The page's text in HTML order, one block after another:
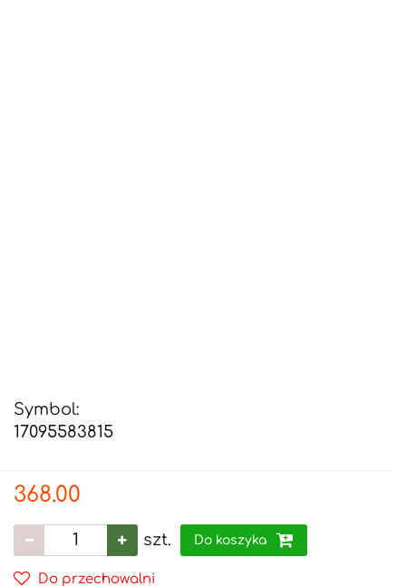
Symbol:
17095583815
368.00
szt. Do koszyka
Do przechowalni